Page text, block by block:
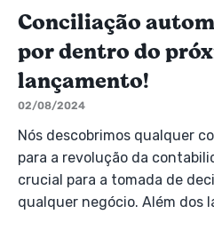
Conciliação
por dentro do
lançamento!
02/08/2024
Nós descobrimos qualquer
para a revolução da
crucial para a tomada de
qualquer negócio. Além dos